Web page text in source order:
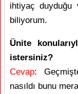
ihtiyaç duyduğu
biliyorum.
Ünite
istersiniz?
Cevap:
nasıldı bunu